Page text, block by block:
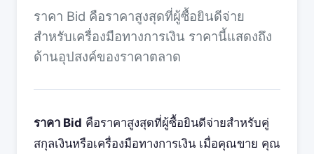
ราคา Bid คือราคาสูงสุดที่ผู้ซื้อยินดีจ่าย
สำหรับเครื่องมือทางการเงิน ราคานี้แสดงถึง
ด้านอุปสงค์ของราคาตลาด
ราคา Bid คือราคาสูงสุดที่ผู้ซื้อยินดีจ่ายสำหรับคู่
สกุลเงินหรือเครื่องมือทางการเงิน เมื่อคุณขาย คุณ